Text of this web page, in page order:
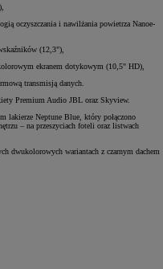
oczyszczania i nawilżania powietrza Nanoe-
(12,3"),
ekranem dotykowym (10,5" HD),
transmisją danych.
Premium Audio JBL oraz Skyview.
lakierze Neptune Blue, który połączono
– na przeszyciach foteli oraz listwach
dwukolorowych wariantach z czarnym dachem